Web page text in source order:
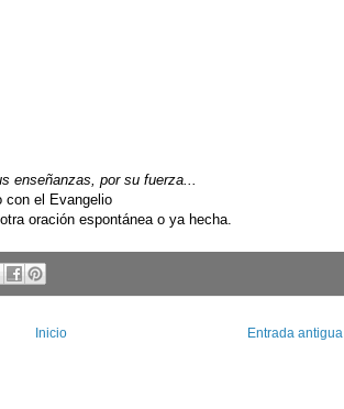
enseñanzas, por su fuerza...
el Evangelio
oración espontánea o ya hecha.
Entrada antigua
Inicio